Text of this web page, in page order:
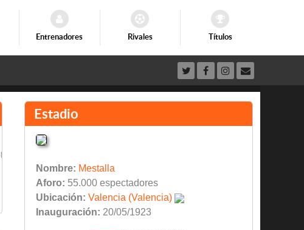
Entrenadores Rivales Títulos
Estadio
Nombre: Mestalla
Aforo: 55.000 espectadores
Ubicación: Valencia (Valencia)
Inauguración: 20/05/1923